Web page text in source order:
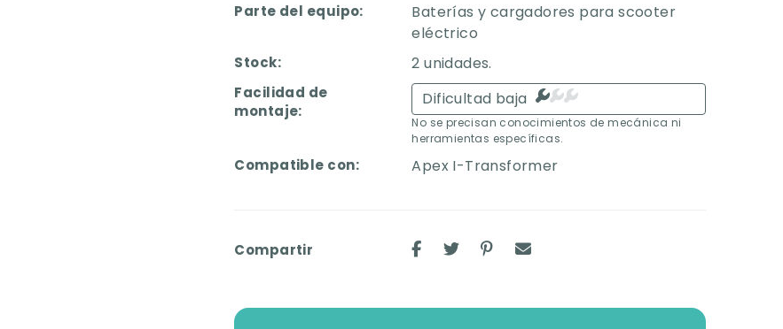
Parte del equipo:
Baterías y cargadores para scooter
eléctrico
Stock: 2 unidades.
Facilidad de
montaje:
Dificultad baja
No se precisan conocimientos de mecánica ni
herramientas específicas.
Compatible con: Apex I-Transformer
Compartir